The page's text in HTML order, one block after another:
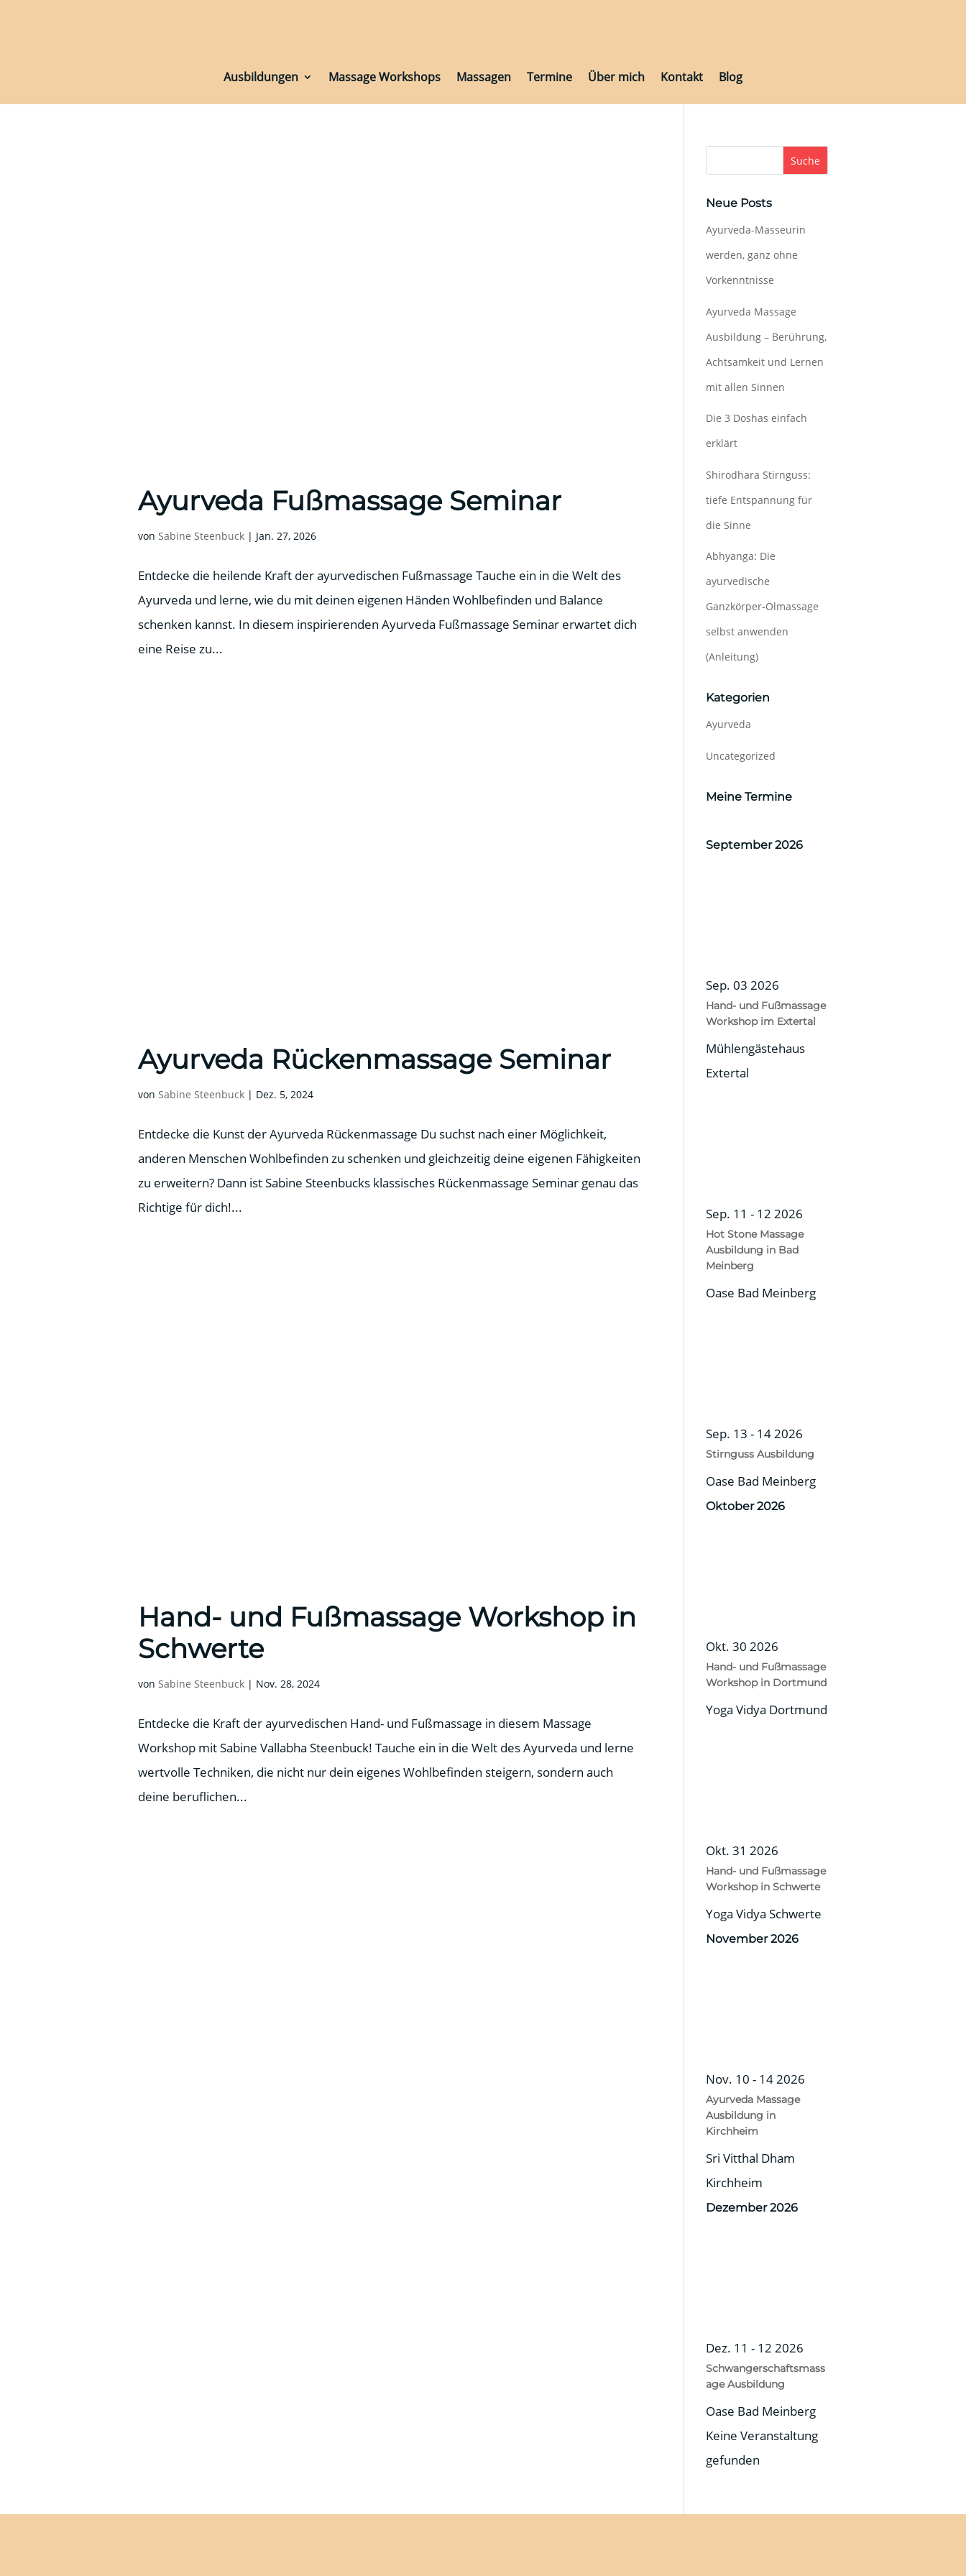
Ausbildungen Massage Workshops Massagen Termine Über mich Kontakt Blog
Ayurveda Fußmassage Seminar
von Sabine Steenbuck | Jan. 27, 2026
Entdecke die heilende Kraft der ayurvedischen Fußmassage Tauche ein in die Welt des
Ayurveda und lerne, wie du mit deinen eigenen Händen Wohlbefinden und Balance
schenken kannst. In diesem inspirierenden Ayurveda Fußmassage Seminar erwartet dich
eine Reise zu...
Ayurveda Rückenmassage Seminar
von Sabine Steenbuck | Dez. 5, 2024
Entdecke die Kunst der Ayurveda Rückenmassage Du suchst nach einer Möglichkeit,
anderen Menschen Wohlbefinden zu schenken und gleichzeitig deine eigenen Fähigkeiten
zu erweitern? Dann ist Sabine Steenbucks klassisches Rückenmassage Seminar genau das
Richtige für dich!...
Hand- und Fußmassage Workshop in
Schwerte
von Sabine Steenbuck | Nov. 28, 2024
Entdecke die Kraft der ayurvedischen Hand- und Fußmassage in diesem Massage
Workshop mit Sabine Vallabha Steenbuck! Tauche ein in die Welt des Ayurveda und lerne
wertvolle Techniken, die nicht nur dein eigenes Wohlbefinden steigern, sondern auch
deine beruflichen...
Suche
Neue Posts
Ayurveda-Masseurin
werden, ganz ohne
Vorkenntnisse
Ayurveda Massage
Ausbildung – Berührung,
Achtsamkeit und Lernen
mit allen Sinnen
Die 3 Doshas einfach
erklärt
Shirodhara Stirnguss:
tiefe Entspannung für
die Sinne
Abhyanga: Die
ayurvedische
Ganzkörper-Ölmassage
selbst anwenden
(Anleitung)
Kategorien
Ayurveda
Uncategorized
Meine Termine
September 2026
Sep. 03 2026
Hand- und Fußmassage
Workshop im Extertal
Mühlengästehaus
Extertal
Sep. 11 - 12 2026
Hot Stone Massage
Ausbildung in Bad
Meinberg
Oase Bad Meinberg
Sep. 13 - 14 2026
Stirnguss Ausbildung
Oase Bad Meinberg
Oktober 2026
Okt. 30 2026
Hand- und Fußmassage
Workshop in Dortmund
Yoga Vidya Dortmund
Okt. 31 2026
Hand- und Fußmassage
Workshop in Schwerte
Yoga Vidya Schwerte
November 2026
Nov. 10 - 14 2026
Ayurveda Massage
Ausbildung in
Kirchheim
Sri Vitthal Dham
Kirchheim
Dezember 2026
Dez. 11 - 12 2026
Schwangerschaftsmass
age Ausbildung
Oase Bad Meinberg
Keine Veranstaltung
gefunden